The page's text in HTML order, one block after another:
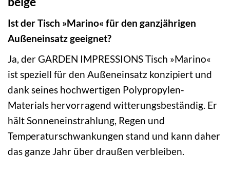
Ist der Tisch »Marino« für den ganzjährigen
Außeneinsatz geeignet?
Ja, der GARDEN IMPRESSIONS Tisch »Marino«
ist speziell für den Außeneinsatz konzipiert und
dank seines hochwertigen Polypropylen-
Materials hervorragend witterungsbeständig. Er
hält Sonneneinstrahlung, Regen und
Temperaturschwankungen stand und kann daher
das ganze Jahr über draußen verbleiben.